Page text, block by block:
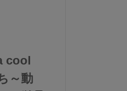
cool
～動